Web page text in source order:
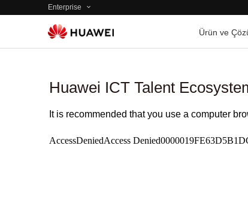
Enterprise
Ürün ve
Huawei ICT Talent
It is recommended that you use a computer